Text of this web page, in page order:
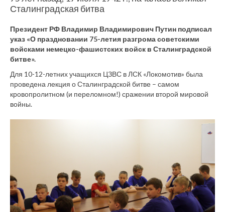
ОБЪЕКТЫ ДОКУМЕНТЫ
ОЦЕНКА КАЧЕСТВА ОБРАЗОВАНИЯ ВАКАНСИИ
ПЛАТНЫЕ УСЛУГИ КОНТАКТЫ
Сталинградская битва
Президент РФ Владимир Владимирович Путин подписал
указ «О праздновании 75-летия разгрома советскими
войсками немецко-фашистских войск в Сталинградской
битве».
Для 10-12-летних учащихся ЦЗВС в ЛСК «Локомотив» была
проведена лекция о Сталинградской битве – самом
кровопролитном (и переломном!) сражении второй мировой
войны.